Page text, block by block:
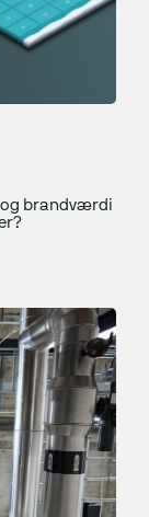
og brandværdi